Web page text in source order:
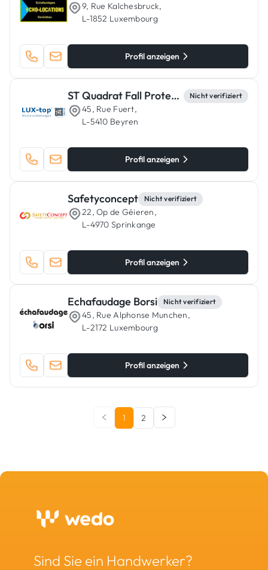
9, Rue Kalchesbruck,
L-1852 Luxembourg
Profil anzeigen
ST Quadrat Fall Protection S.A Nicht verifiziert
45, Rue Fuert,
L-5410 Beyren
Profil anzeigen
Safetyconcept Nicht verifiziert
22, Op de Géieren,
L-4970 Sprinkange
Profil anzeigen
Echafaudage Borsi Nicht verifiziert
45, Rue Alphonse Munchen,
L-2172 Luxembourg
Profil anzeigen
1 2
Sind Sie ein Handwerker?